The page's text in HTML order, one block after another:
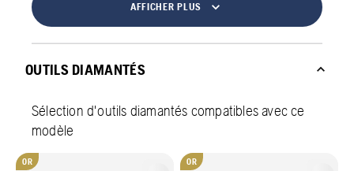
AFFICHER PLUS
OUTILS DIAMANTÉS
Sélection d'outils diamantés compatibles avec ce
modèle
OR OR